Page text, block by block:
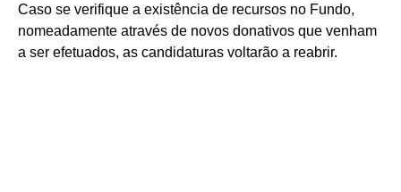
Caso se verifique a existência de recursos no Fundo,
nomeadamente através de novos donativos que venham
a ser efetuados, as candidaturas voltarão a reabrir.